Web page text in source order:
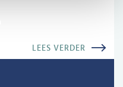
LEES VERDER